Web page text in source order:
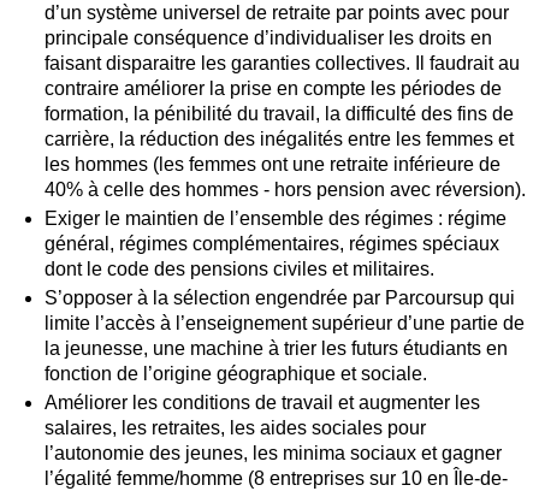
d’un système universel de retraite par points avec pour
principale conséquence d’individualiser les droits en
faisant disparaitre les garanties collectives. Il faudrait au
contraire améliorer la prise en compte les périodes de
formation, la pénibilité du travail, la difficulté des fins de
carrière, la réduction des inégalités entre les femmes et
les hommes (les femmes ont une retraite inférieure de
40% à celle des hommes - hors pension avec réversion).
Exiger le maintien de l’ensemble des régimes : régime
général, régimes complémentaires, régimes spéciaux
dont le code des pensions civiles et militaires.
S’opposer à la sélection engendrée par Parcoursup qui
limite l’accès à l’enseignement supérieur d’une partie de
la jeunesse, une machine à trier les futurs étudiants en
fonction de l’origine géographique et sociale.
Améliorer les conditions de travail et augmenter les
salaires, les retraites, les aides sociales pour
l’autonomie des jeunes, les minima sociaux et gagner
l’égalité femme/homme (8 entreprises sur 10 en Île-de-